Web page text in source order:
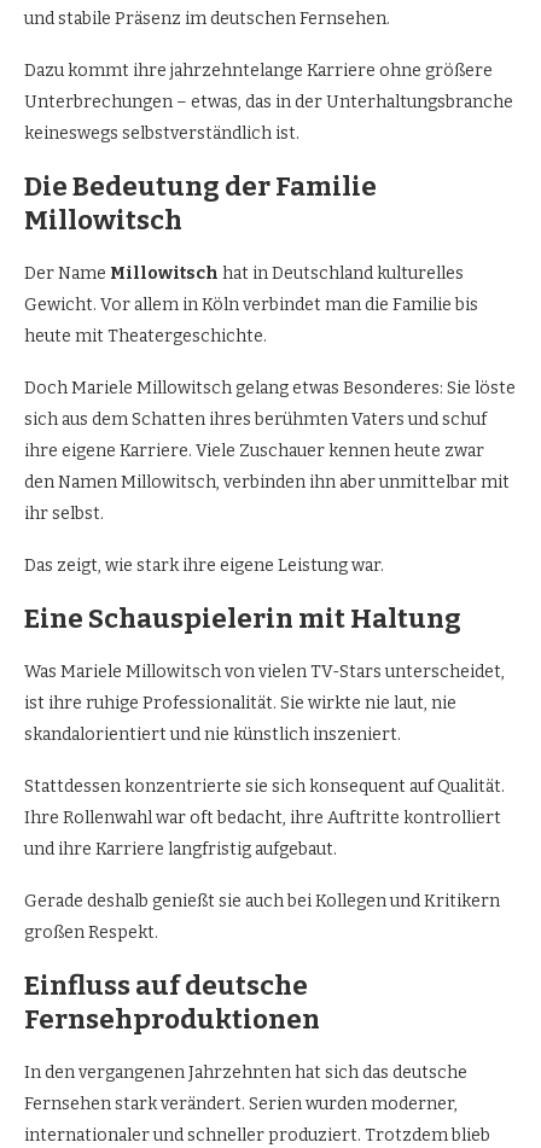
und stabile Präsenz im deutschen Fernsehen.
Dazu kommt ihre jahrzehntelange Karriere ohne größere
Unterbrechungen – etwas, das in der Unterhaltungsbranche
keineswegs selbstverständlich ist.
Die Bedeutung der Familie
Millowitsch
Der Name Millowitsch hat in Deutschland kulturelles
Gewicht. Vor allem in Köln verbindet man die Familie bis
heute mit Theatergeschichte.
Doch Mariele Millowitsch gelang etwas Besonderes: Sie löste
sich aus dem Schatten ihres berühmten Vaters und schuf
ihre eigene Karriere. Viele Zuschauer kennen heute zwar
den Namen Millowitsch, verbinden ihn aber unmittelbar mit
ihr selbst.
Das zeigt, wie stark ihre eigene Leistung war.
Eine Schauspielerin mit Haltung
Was Mariele Millowitsch von vielen TV-Stars unterscheidet,
ist ihre ruhige Professionalität. Sie wirkte nie laut, nie
skandalorientiert und nie künstlich inszeniert.
Stattdessen konzentrierte sie sich konsequent auf Qualität.
Ihre Rollenwahl war oft bedacht, ihre Auftritte kontrolliert
und ihre Karriere langfristig aufgebaut.
Gerade deshalb genießt sie auch bei Kollegen und Kritikern
großen Respekt.
Einfluss auf deutsche
Fernsehproduktionen
In den vergangenen Jahrzehnten hat sich das deutsche
Fernsehen stark verändert. Serien wurden moderner,
internationaler und schneller produziert. Trotzdem blieb